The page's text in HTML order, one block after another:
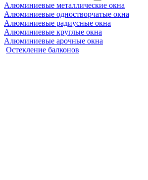
Алюминиевые металлические окна
Алюминиевые одностворчатые окна
Алюминиевые радиусные окна
Алюминиевые круглые окна
Алюминиевые арочные окна
Остекление балконов